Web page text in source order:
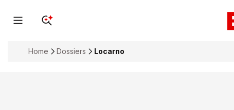
Home Dossiers Locarno